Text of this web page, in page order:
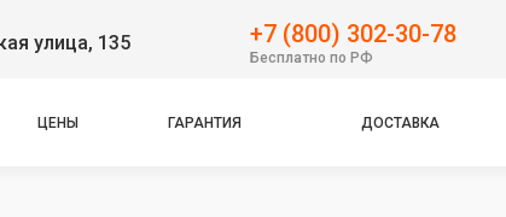
улица, 135 +7 (800) 302-30-78
Бесплатно по РФ
ЦЕНЫ ГАРАНТИЯ ДОСТАВКА